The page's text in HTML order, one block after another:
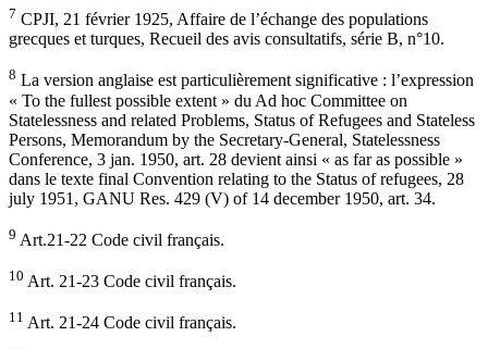
7 CPJI, 21 février 1925, Affaire de l’échange des populations
grecques et turques, Recueil des avis consultatifs, série B, n°10.
8 La version anglaise est particulièrement significative : l’expression
« To the fullest possible extent » du Ad hoc Committee on
Statelessness and related Problems, Status of Refugees and Stateless
Persons, Memorandum by the Secretary-General, Statelessness
Conference, 3 jan. 1950, art. 28 devient ainsi « as far as possible »
dans le texte final Convention relating to the Status of refugees, 28
july 1951, GANU Res. 429 (V) of 14 december 1950, art. 34.
9 Art.21-22 Code civil français.
10 Art. 21-23 Code civil français.
11 Art. 21-24 Code civil français.